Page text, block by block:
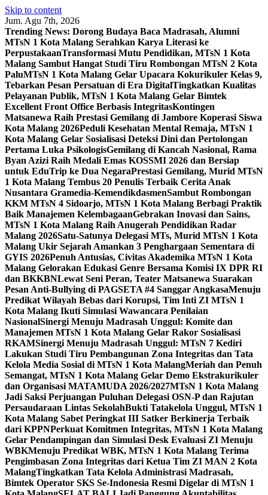
Skip to content
Jum. Agu 7th, 2026
Trending News: Dorong Budaya Baca Madrasah, Alumni
MTsN 1 Kota Malang Serahkan Karya Literasi ke
PerpustakaanTransformasi Mutu Pendidikan, MTsN 1 Kota
Malang Sambut Hangat Studi Tiru Rombongan MTsN 2 Kota
PaluMTsN 1 Kota Malang Gelar Upacara Kokurikuler Kelas 9,
Tebarkan Pesan Persatuan di Era DigitalTingkatkan Kualitas
Pelayanan Publik, MTsN 1 Kota Malang Gelar Bimtek
Excellent Front Office Berbasis IntegritasKontingen
Matsanewa Raih Prestasi Gemilang di Jambore Koperasi Siswa
Kota Malang 2026Peduli Kesehatan Mental Remaja, MTsN 1
Kota Malang Gelar Sosialisasi Deteksi Dini dan Pertolongan
Pertama Luka PsikologisGemilang di Kancah Nasional, Rama
Byan Azizi Raih Medali Emas KOSSMI 2026 dan Bersiap
untuk EduTrip ke Dua NegaraPrestasi Gemilang, Murid MTsN
1 Kota Malang Tembus 20 Penulis Terbaik Cerita Anak
Nusantara Gramedia-KemendikdasmenSambut Rombongan
KKM MTsN 4 Sidoarjo, MTsN 1 Kota Malang Berbagi Praktik
Baik Manajemen KelembagaanGebrakan Inovasi dan Sains,
MTsN 1 Kota Malang Raih Anugerah Pendidikan Radar
Malang 2026Satu-Satunya Delegasi MTs, Murid MTsN 1 Kota
Malang Ukir Sejarah Amankan 3 Penghargaan Sementara di
GYIS 2026Penuh Antusias, Civitas Akademika MTsN 1 Kota
Malang Gelorakan Edukasi Genre Bersama Komisi IX DPR RI
dan BKKBNLewat Seni Peran, Teater Matsanewa Suarakan
Pesan Anti-Bullying di PAGSETA #4 Sanggar AngkasaMenuju
Predikat Wilayah Bebas dari Korupsi, Tim Inti ZI MTsN 1
Kota Malang Ikuti Simulasi Wawancara Penilaian
NasionalSinergi Menuju Madrasah Unggul: Komite dan
Manajemen MTsN 1 Kota Malang Gelar Rakor Sosialisasi
RKAMSinergi Menuju Madrasah Unggul: MTsN 7 Kediri
Lakukan Studi Tiru Pembangunan Zona Integritas dan Tata
Kelola Media Sosial di MTsN 1 Kota MalangMeriah dan Penuh
Semangat, MTsN 1 Kota Malang Gelar Demo Ekstrakurikuler
dan Organisasi MATAMUDA 2026/2027MTsN 1 Kota Malang
Jadi Saksi Perjuangan Puluhan Delegasi OSN-P dan Rajutan
Persaudaraan Lintas SekolahBukti Tatakelola Unggul, MTsN 1
Kota Malang Sabet Peringkat III Satker Berkinerja Terbaik
dari KPPNPerkuat Komitmen Integritas, MTsN 1 Kota Malang
Gelar Pendampingan dan Simulasi Desk Evaluasi ZI Menuju
WBKMenuju Predikat WBK, MTsN 1 Kota Malang Terima
Pengimbasan Zona Integritas dari Ketua Tim ZI MAN 2 Kota
MalangTingkatkan Tata Kelola Administrasi Madrasah,
Bimtek Operator SKS Se-Indonesia Resmi Digelar di MTsN 1